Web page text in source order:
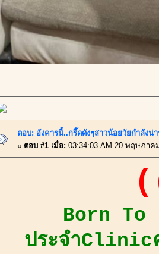
ตอบ: อังคารนี้..กรี๊ดดังๆสาวน้อยวัยกำลัง
« ตอบ #1 เมื่อ: 03:34:03 AM 20 พฤษภาค
Born To
ประจำClinic